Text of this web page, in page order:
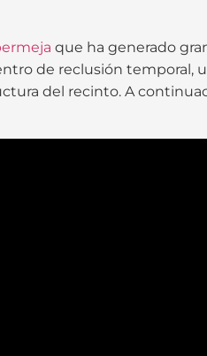
que ha generado
de reclusión temporal,
del recinto. A